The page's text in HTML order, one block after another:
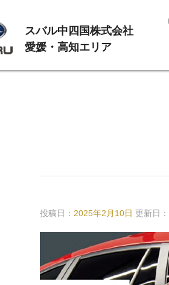
スバル中四国株式会社
愛媛・高知エリア
投稿日： 2025年2月10日 更新日：